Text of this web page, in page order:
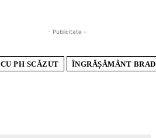
- Publicitate -
CU PH SCĂZUT ÎNGRĂȘĂMÂNT BRAD